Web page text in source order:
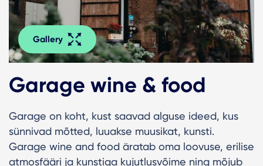
Gallery
Garage wine & food
Garage on koht, kust saavad alguse ideed, kus
sünnivad mõtted, luuakse muusikat, kunsti.
Garage wine and food äratab oma loovuse, erilise
atmosfääri ja kunstiga kujutlusvõime ning mõjub